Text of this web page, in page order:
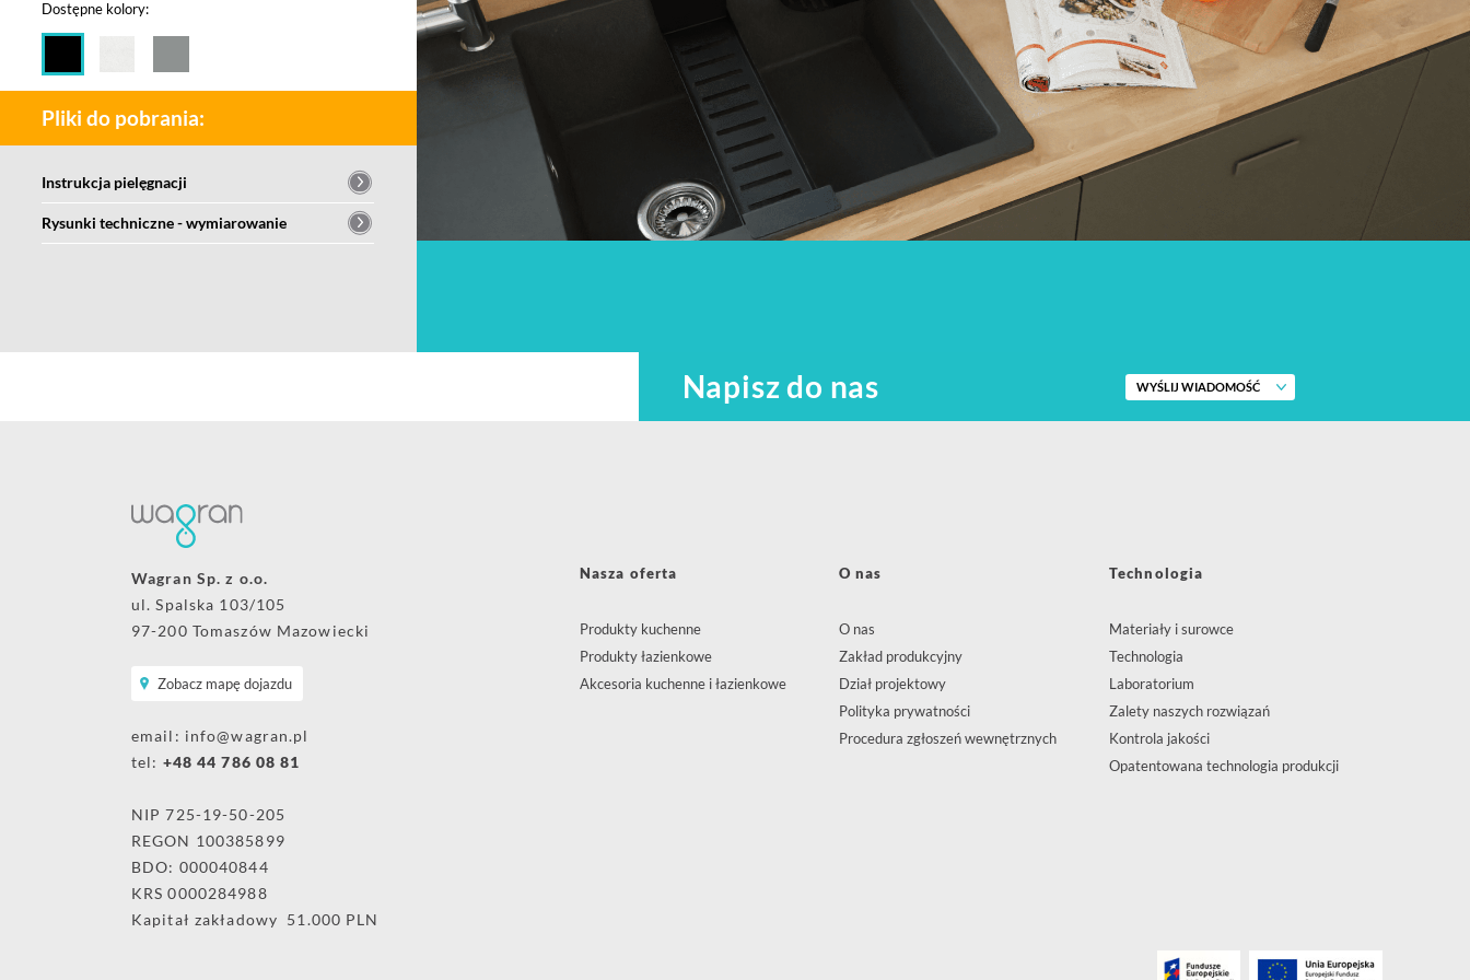
Dostępne kolory:
Pliki do pobrania:
Instrukcja pielęgnacji
Rysunki techniczne - wymiarowanie
Napisz do nas WYŚLIJ WIADOMOŚĆ
Wagran Sp. z o.o.
ul. Spalska 103/105
97-200 Tomaszów Mazowiecki
Zobacz mapę dojazdu
email: info@wagran.pl
tel: +48 44 786 08 81
NIP 725-19-50-205
REGON 100385899
BDO: 000040844
KRS 0000284988
Kapitał zakładowy 51.000 PLN
Nasza oferta
Produkty kuchenne
Produkty łazienkowe
Akcesoria kuchenne i łazienkowe
O nas
O nas
Zakład produkcyjny
Dział projektowy
Polityka prywatności
Procedura zgłoszeń wewnętrznych
Technologia
Materiały i surowce
Technologia
Laboratorium
Zalety naszych rozwiązań
Kontrola jakości
Opatentowana technologia produkcji